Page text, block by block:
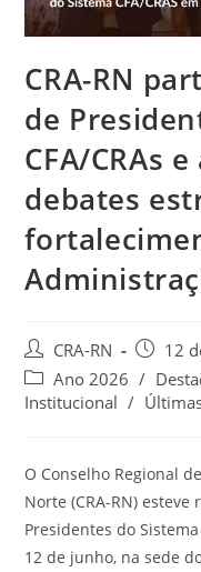
CRA-RN
de
CFA/CRAs
debates
Autor
do
post:
CRA-RN
Post12
Categoria
do
Ano 2026 /
Institucional /
O Conselho Regional
Norte (CRA-RN)
Presidentes do
12 de junho, na sede